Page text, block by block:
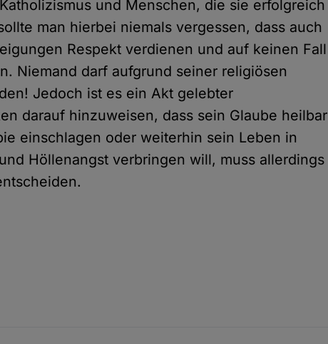
und Menschen, die sie erfolgreich
man hierbei niemals vergessen, dass auch
Respekt verdienen und auf keinen Fall
Niemand darf aufgrund seiner religiösen
Jedoch ist es ein Akt gelebter
darauf hinzuweisen, dass sein Glaube heilbar
einschlagen oder weiterhin sein Leben in
Höllenangst verbringen will, muss allerdings